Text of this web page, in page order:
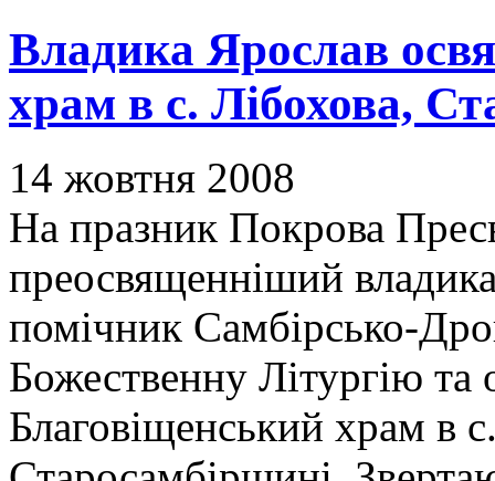
Владика Ярослав
храм в с. Лібохова,
14 жовтня 2008
На празник Покрова
преосвященніший
помічник Самбірсько-
Божественну Літургію та
Благовіщенський храм в